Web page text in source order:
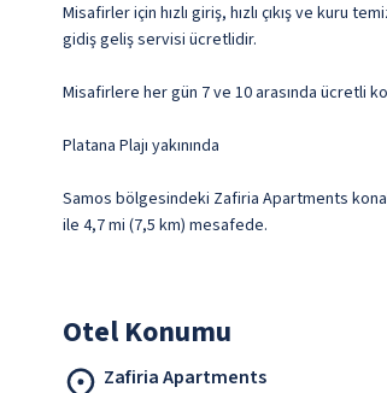
Misafirler için hızlı giriş, hızlı çıkış ve
gidiş geliş servisi ücretlidir.
Misafirlere her gün 7 ve 10 arasında ücretli
Platana Plajı yakınında
Samos bölgesindeki Zafiria Apartments
ile 4,7 mi (7,5 km) mesafede.
Otel Konumu
Zafiria Apartments